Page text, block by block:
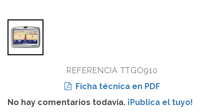
REFERENCIA TTGO910
Ficha técnica en PDF
No hay comentarios todavía. ¡Publica el tuyo!